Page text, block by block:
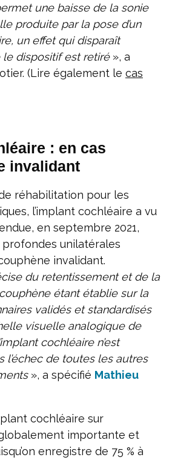
une baisse de la sonie
produite par la pose d’un
un effet qui disparaît
dispositif est retiré», a
(Lire également le cas
: en cas
invalidant
réhabilitation pour les
l’implant cochléaire a vu
en septembre 2021,
unilatérales
invalidant.
du retentissement et de la
étant établie sur la
validés et standardisés
visuelle analogique de
cochléaire n’est
l’échec de toutes les autres
», a spécifié Mathieu
cochléaire sur
importante et
enregistre de 75 % à